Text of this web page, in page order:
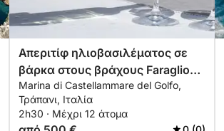
Απεριτίφ ηλιοβασιλέματος σε
βάρκα στους βράχους Faraglioni
του Scopello
Marina di Castellammare del Golfo,
Τράπανι, Ιταλία
2h30 · Μέχρι 12 άτομα